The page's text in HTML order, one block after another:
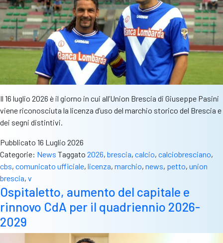
Il 16 luglio 2026 è il giorno in cui all’Union Brescia di Giuseppe Pasini
viene riconosciuta la licenza d’uso del marchio storico del Brescia e
dei segni distintivi.
Pubblicato 16 Luglio 2026
Categorie: News Taggato 2026, brescia, calcio, calciobresciano,
cbs, comunicato ufficiale, licenza, marchio, news, petto, union
brescia, v
Ospitaletto, aumento del capitale e
rinnovo CdA per il quadriennio 2026-
2029